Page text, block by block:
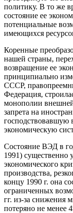
политику. В то же
состояние ее
потенциальные
имеющихся
Коренные
нашей страны,
возвращение ее
принципиально
СССР,
Федерация,
монополии
запрета на
господствовавшую
экономическую
Состояние ВЭД в
1991) существенно
экономического
производства,
концу 1990 г. она
ограниченных
гг. из-за снижения
потеряно не менее